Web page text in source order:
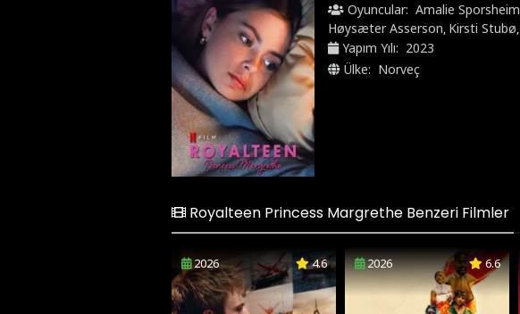
Oyuncular: Amalie Sporsheim
Høysæter Asserson, Kirsti Stubø,
Yapım Yılı: 2023
Ülke: Norveç
Royalteen Princess Margrethe Benzeri Filmler
2026 4.6 2026 6.6